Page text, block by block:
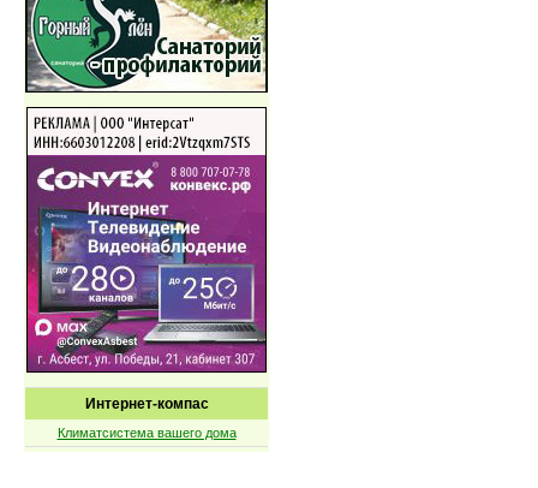
Интернет-компас
Климатсистема вашего дома